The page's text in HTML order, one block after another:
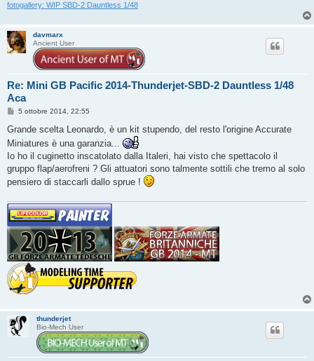
fotogallery: WIP SBD-2 Dauntless 1/48
davmarx
Ancient User
Re: Mini GB Pacific 2014-Thunderjet-SBD-2 Dauntless 1/48
Aca
M
s
a
g
g
i
5 ottobre 2014, 22:55
Grande scelta Leonardo, è un kit stupendo, del resto l'origine Accurate
Miniatures è una garanzia...
Io ho il cuginetto inscatolato dalla Italeri, hai visto che spettacolo il
gruppo flap/aerofreni ? Gli attuatori sono talmente sottili che tremo al solo
pensiero di staccarli dallo sprue !
thunderjet
Bio-Mech User